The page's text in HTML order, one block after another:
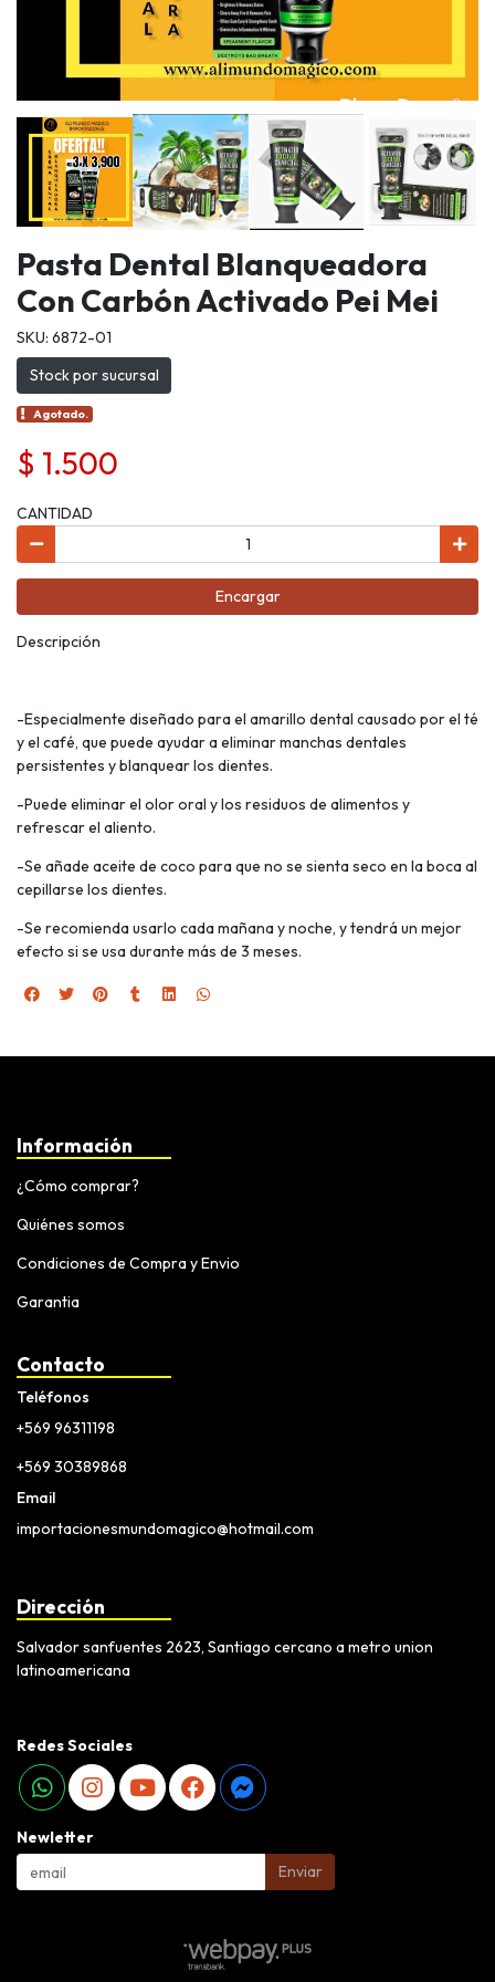
Pasta Dental Blanqueadora
Con Carbón Activado Pei Mei
SKU: 6872-01
Stock por sucursal
Agotado.
$ 1.500
CANTIDAD
Encargar
Descripción
-Especialmente diseñado para el amarillo dental causado por el té
y el café, que puede ayudar a eliminar manchas dentales
persistentes y blanquear los dientes.
-Puede eliminar el olor oral y los residuos de alimentos y
refrescar el aliento.
-Se añade aceite de coco para que no se sienta seco en la boca al
cepillarse los dientes.
-Se recomienda usarlo cada mañana y noche, y tendrá un mejor
efecto si se usa durante más de 3 meses.
Información
¿Cómo comprar?
Quiénes somos
Condiciones de Compra y Envio
Garantia
Contacto
Teléfonos
+569 96311198
+569 30389868
Email
importacionesmundomagico@hotmail.com
Dirección
Salvador sanfuentes 2623, Santiago cercano a metro union
latinoamericana
Redes Sociales
Newletter
Enviar